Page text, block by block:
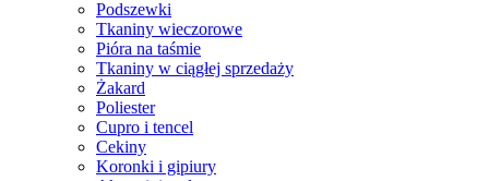
Podszewki
Tkaniny wieczorowe
Pióra na taśmie
Tkaniny w ciągłej sprzedaży
Żakard
Poliester
Cupro i tencel
Cekiny
Koronki i gipiury